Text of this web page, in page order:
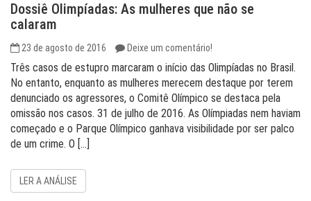
Dossiê Olimpíadas: As mulheres que não se
calaram
23 de agosto de 2016 Deixe um comentário!
Três casos de estupro marcaram o início das Olimpíadas no Brasil.
No entanto, enquanto as mulheres merecem destaque por terem
denunciado os agressores, o Comitê Olímpico se destaca pela
omissão nos casos. 31 de julho de 2016. As Olímpiadas nem haviam
começado e o Parque Olímpico ganhava visibilidade por ser palco
de um crime. O […]
LER A ANÁLISE